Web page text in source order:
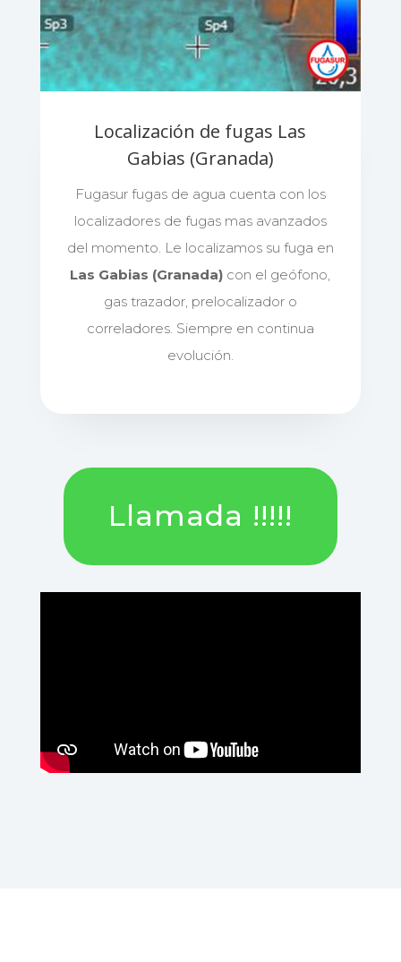
Localización de fugas Las
Gabias (Granada)
Fugasur fugas de agua cuenta con los
localizadores de fugas mas avanzados
del momento. Le localizamos su fuga en
Las Gabias (Granada) con el geófono,
gas trazador, prelocalizador o
correladores. Siempre en continua
evolución.
Llamada !!!!!